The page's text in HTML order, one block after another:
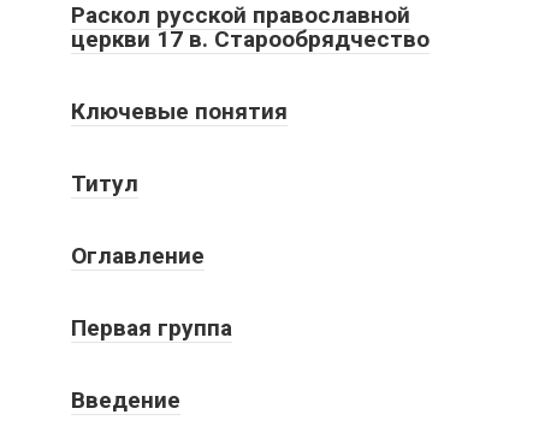
Раскол русской православной
церкви 17 в. Старообрядчество
Ключевые понятия
Титул
Оглавление
Первая группа
Введение